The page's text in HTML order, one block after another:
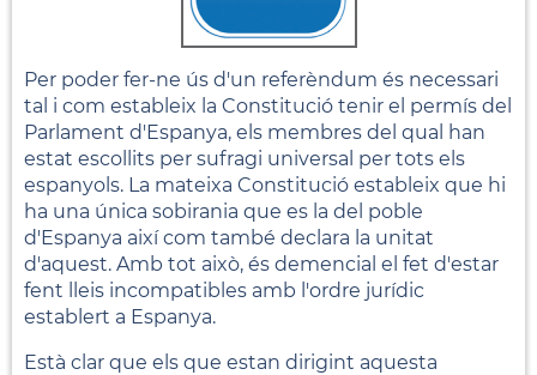
Per poder fer-ne ús d'un referèndum és necessari
tal i com estableix la Constitució tenir el permís del
Parlament d'Espanya, els membres del qual han
estat escollits per sufragi universal per tots els
espanyols. La mateixa Constitució estableix que hi
ha una única sobirania que es la del poble
d'Espanya així com també declara la unitat
d'aquest. Amb tot això, és demencial el fet d'estar
fent lleis incompatibles amb l'ordre jurídic
establert a Espanya.
Està clar que els que estan dirigint aquesta